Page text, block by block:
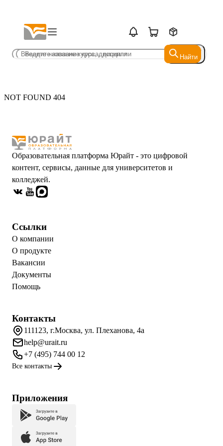
Найти
Найти
NOT FOUND 404
Образовательная платформа Юрайт - это цифровой
контент, сервисы, данные для университетов и
колледжей.
Ссылки
О компании
О продукте
Вакансии
Документы
Помощь
Контакты
111123, г.Москва, ул. Плеханова, 4а
help@urait.ru
+7 (495) 744 00 12
Все контакты
Приложения